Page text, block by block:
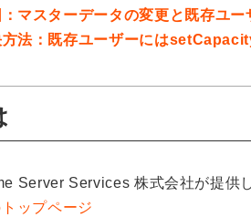
：マスターデータの変更と既存ユ
方法：既存ユーザーには
Server Services 株式会社が提供
ップページ